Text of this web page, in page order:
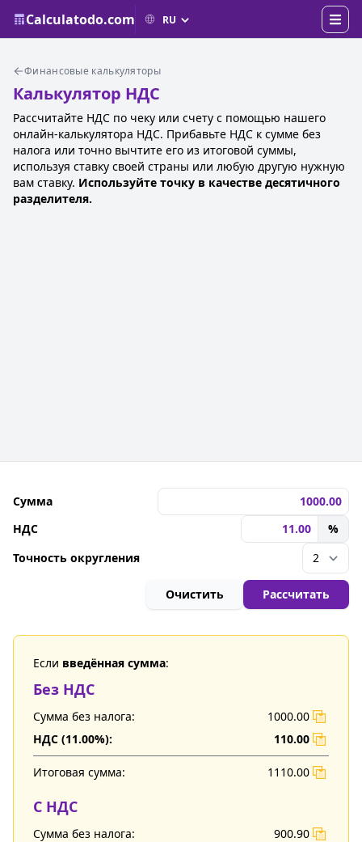
Calculatodo.com
Финансовые калькуляторы
Калькулятор НДС
Рассчитайте НДС по чеку или счету с помощью нашего
онлайн-калькулятора НДС. Прибавьте НДС к сумме без
налога или точно вычтите его из итоговой суммы,
используя ставку своей страны или любую другую нужную
вам ставку. Используйте точку в качестве десятичного
разделителя.
Сумма
НДС
%
Точность округления
Очистить Рассчитать
Если введённая сумма:
Без НДС
Сумма без налога:
1000.00
НДС (11.00%): 110.00
Итоговая сумма: 1110.00
С НДС
Сумма без налога:
900.90